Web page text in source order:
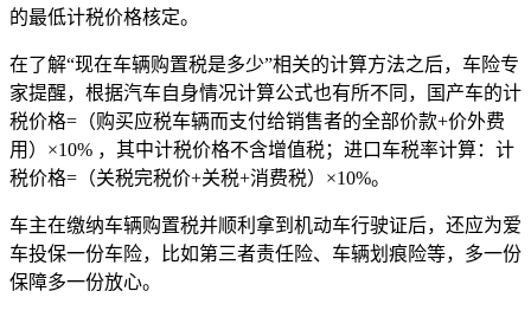
的最低计税价格核定。
在了解“现在车辆购置税是多少”相关的计算方法之后，车险专
家提醒，根据汽车自身情况计算公式也有所不同，国产车的计
税价格=（购买应税车辆而支付给销售者的全部价款+价外费
用）×10% ，其中计税价格不含增值税；进口车税率计算：计
税价格=（关税完税价+关税+消费税）×10%。
车主在缴纳车辆购置税并顺利拿到机动车行驶证后，还应为爱
车投保一份车险，比如第三者责任险、车辆划痕险等，多一份
保障多一份放心。